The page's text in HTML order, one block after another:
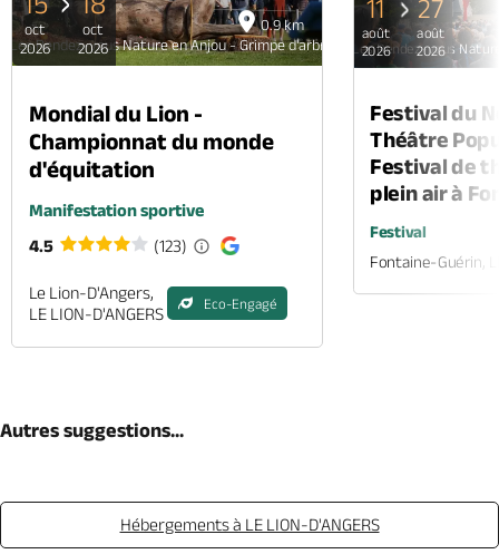
0.9 km
Les Rendez-vous Nature en Anjou - Grimpe d'arbre et biodiversité
oct
2026
oct
2026
Mondial du Lion -
Championnat du monde
d'équitation
Manifestation sportive
4.5
(123)
Le Lion-D'Angers,
LE LION-D'ANGERS
Eco-Engagé
Les Rendez-vous
11
août
2026
27
août
2026
Festival du
Théâtre
Festival de
plein air à
Festival
Fontaine-Guérin,
Autres suggestions...
Hébergements à LE LION-D'ANGERS